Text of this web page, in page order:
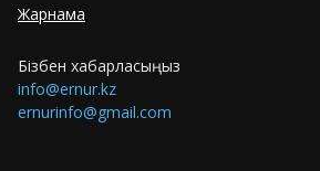
Жарнама
Бізбен хабарласыңыз
info@ernur.kz
ernurinfo@gmail.com